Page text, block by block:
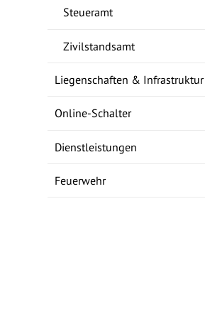
Steueramt
Zivilstandsamt
Liegenschaften & Infrastruktur
Online-Schalter
Dienstleistungen
Feuerwehr